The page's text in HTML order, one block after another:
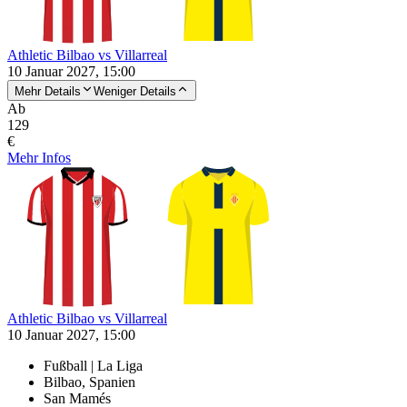
Athletic Bilbao vs Villarreal
10 Januar 2027, 15:00
Mehr Details Weniger Details
Ab
129
€
Mehr Infos
Athletic Bilbao vs Villarreal
10 Januar 2027, 15:00
Fußball | La Liga
Bilbao, Spanien
San Mamés